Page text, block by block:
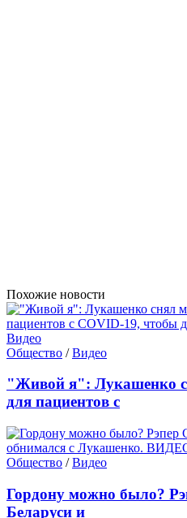
Похожие новости
Общество /Видео
"Живой я": Лукашенко
для пациентов с
Общество /Видео
Гордону можно было?
Беларуси и